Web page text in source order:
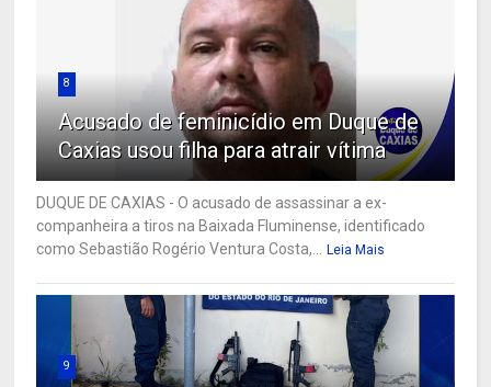
8
Acusado de feminicídio em Duque de
Caxias usou filha para atrair vítima
DUQUE DE CAXIAS - O acusado de assassinar a ex-
companheira a tiros na Baixada Fluminense, identificado
como Sebastião Rogério Ventura Costa,...
Leia Mais
9